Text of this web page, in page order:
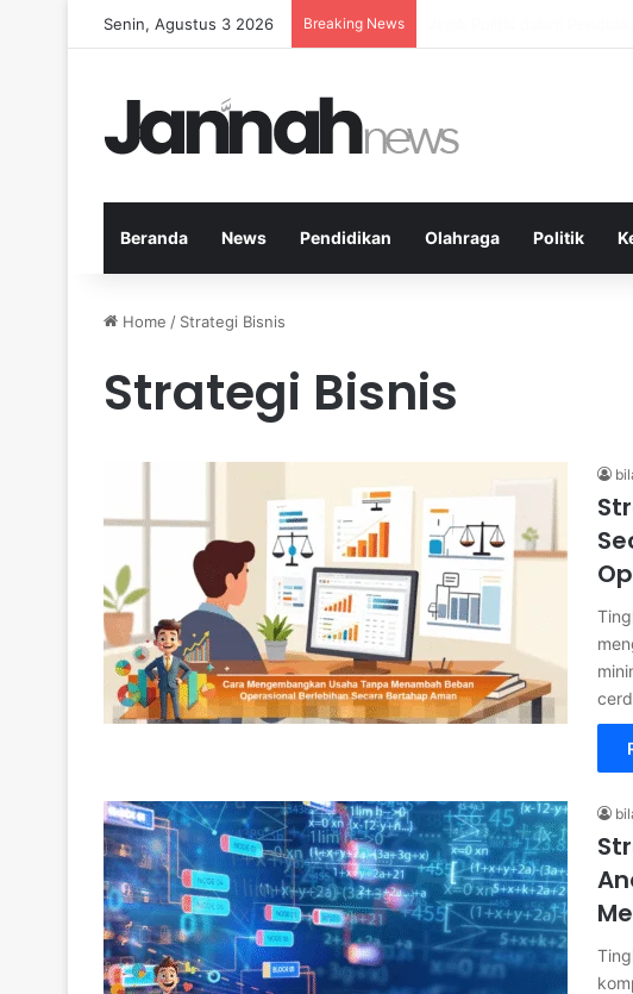
Senin, Agustus 3 2026 Breaking News
Beranda News Pendidikan Olahraga Politik
Home / Strategi Bisnis
Strategi Bisnis